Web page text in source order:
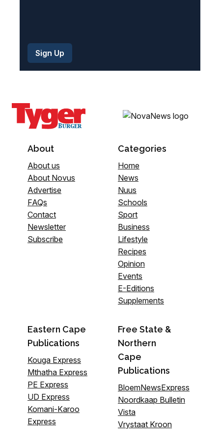
About
About us
About Novus
Advertise
FAQs
Contact
Newsletter
Subscribe
Categories
Home
News
Nuus
Schools
Sport
Business
Lifestyle
Recipes
Opinion
Events
E-Editions
Supplements
Eastern Cape
Publications
Kouga Express
Mthatha Express
PE Express
UD Express
Komani-Karoo
Express
Free State &
Northern
Cape
Publications
BloemNewsExpress
Noordkaap Bulletin
Vista
Vrystaat Kroon